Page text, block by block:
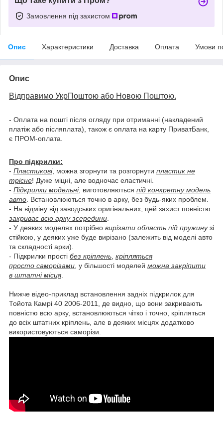
Замовлення під захистом
Опис Характеристики Доставка Оплата Умови
Опис
Відправимо УкрПоштою або Новою Поштою.
- Оплата на пошті після огляду при отриманні (накладений
платіж або післяплата), також є оплата на карту ПриватБанк,
є ПРОМ-оплата.
Про підкрилки:
- Пластикові, можна згорнути та розгорнути пластик не
трісне! Дуже міцні, але водночас еластичні.
- Підкрилки модельні, виготовляються під конкретну модель
авто . Встановлюються точно в арку, без будь-яких проблем.
- На відміну від заводських оригінальних, цей захист повністю
закриває всю арку зсередини
- У деяких моделях потрібно вирізати область під пружинузі
стійкою, у деяких уже буде вирізано (залежить від моделі авто
та складності арки).
- Підкрилки прості без кріплень кріпляться
просто саморізами , у більшості моделей можна закріпити
в штатні місця
Нижче відео-приклад встановлення задніх підкрилок для
Тойота Камрі 40 2006-2011, де видно, що вони закривають
повністю всю арку, встановлюються чітко і точно, кріпляться
до всіх штатних кріплень, але в деяких місцях додатково
використовуються саморізи.